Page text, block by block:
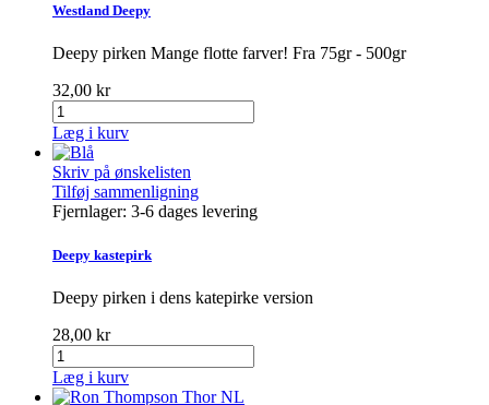
Westland Deepy
Deepy pirken Mange flotte farver! Fra 75gr - 500gr
32,00 kr
Læg i kurv
Skriv på ønskelisten
Tilføj sammenligning
Fjernlager: 3-6 dages levering
Deepy kastepirk
Deepy pirken i dens katepirke version
28,00 kr
Læg i kurv